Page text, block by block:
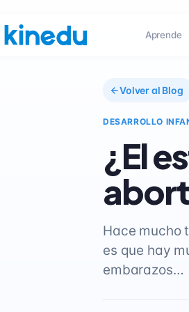
Aprende
Volver al Blog
DESARROLLO
¿El
Hace mucho
es que hay
embarazos…